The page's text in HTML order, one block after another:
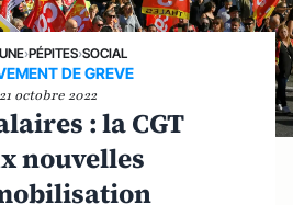
›PÉPITES›SOCIAL
DE GREVE
21 octobre 2022
: la CGT
nouvelles